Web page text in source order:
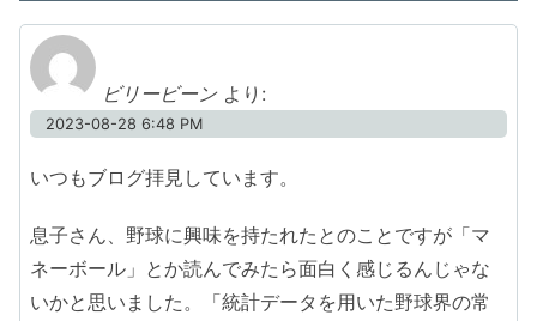
ビリービーン より:
2023-08-28 6:48 PM
いつもブログ拝見しています。
息子さん、野球に興味を持たれたとのことですが「マ
ネーボール」とか読んでみたら面白く感じるんじゃな
いかと思いました。「統計データを用いた野球界の常